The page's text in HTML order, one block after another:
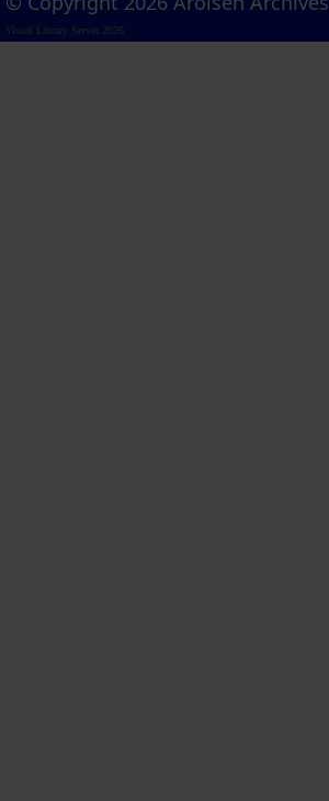
Visual Library Server 2026